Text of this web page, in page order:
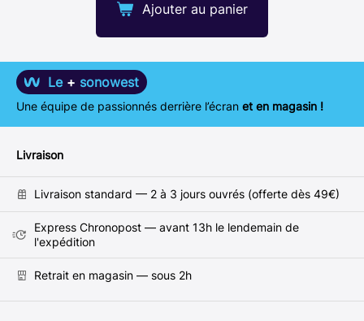
Ajouter au panier
Le + sonowest
Une équipe de passionnés derrière l’écran et en magasin !
Livraison
Livraison standard — 2 à 3 jours ouvrés (offerte dès 49€)
Express Chronopost — avant 13h le lendemain de
l'expédition
Retrait en magasin — sous 2h